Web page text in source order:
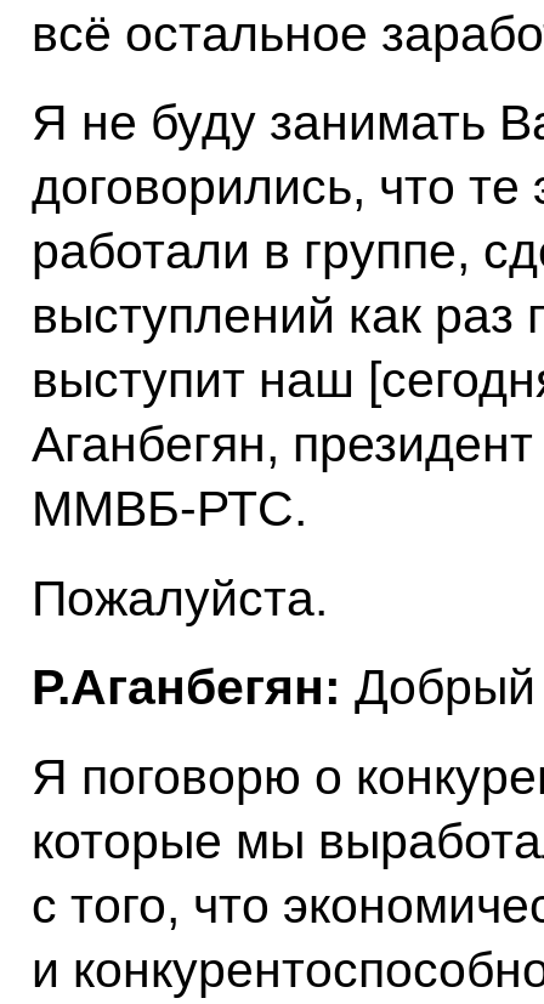
всё остальное
Я не буду занимать
договорились, что
работали в группе,
выступлений как
выступит наш
Аганбегян,
ММВБ-РТС.
Пожалуйста.
Р.Аганбегян: Добрый
Я поговорю о
которые мы
с того, что
и